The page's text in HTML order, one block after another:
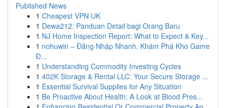
Published News
1 Cheapest VPN UK
1 Dewa212: Panduan Detail bagi Orang Baru
1 NJ Home Inspection Report: What to Expect & Key...
1 nohuwin – Đăng Nhập Nhanh, Khám Phá Kho Game
Đ...
1 Understanding Commodity Investing Cycles
1 402K Storage & Rental LLC: Your Secure Storage ...
1 Essential Survival Supplies for Any Situation
1 Be Proactive About Health: A Look at Blood Pres...